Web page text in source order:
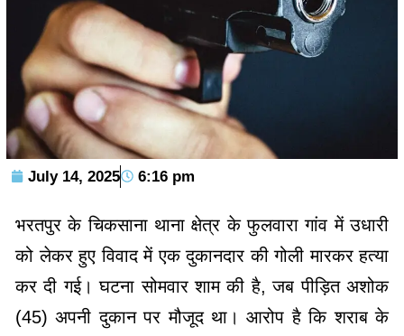
July 14, 2025 6:16 pm
भरतपुर के चिकसाना थाना क्षेत्र के फुलवारा गांव में उधारी
को लेकर हुए विवाद में एक दुकानदार की गोली मारकर हत्या
कर दी गई। घटना सोमवार शाम की है, जब पीड़ित अशोक
(45) अपनी दुकान पर मौजूद था। आरोप है कि शराब के